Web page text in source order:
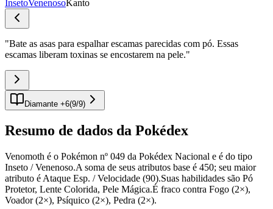
InsetoVenenosoKanto
"Bate as asas para espalhar escamas parecidas com pó. Essas
escamas liberam toxinas se encostarem na pele."
Diamante +6(9/9)
Resumo de dados da Pokédex
Venomoth é o Pokémon nº 049 da Pokédex Nacional e é do tipo
Inseto / Venenoso.A soma de seus atributos base é 450; seu maior
atributo é Ataque Esp. / Velocidade (90).Suas habilidades são Pó
Protetor, Lente Colorida, Pele Mágica.É fraco contra Fogo (2×),
Voador (2×), Psíquico (2×), Pedra (2×).